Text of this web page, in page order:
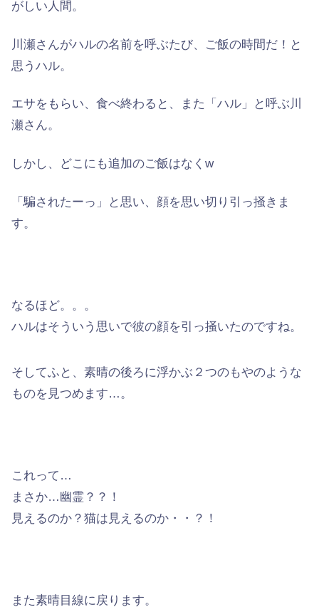
がしい人間。
川瀬さんがハルの名前を呼ぶたび、 ご飯の時間だ！ と
思うハル。
エサをもらい、食べ終わると、また「ハル」と呼ぶ川
瀬さん。
しかし、どこにも追加のご飯はなくw
「騙されたーっ」
と思い、顔を思い切り引っ掻きま
す。
なるほど。。。
ハルはそういう思いで彼の顔を引っ掻いたのですね。
そしてふと、素晴の後ろに浮かぶ２つのもやのような
ものを見つめます…。
これって…
まさか…幽霊？？！
見えるのか？猫は見えるのか・・？！
また素晴目線に戻ります。